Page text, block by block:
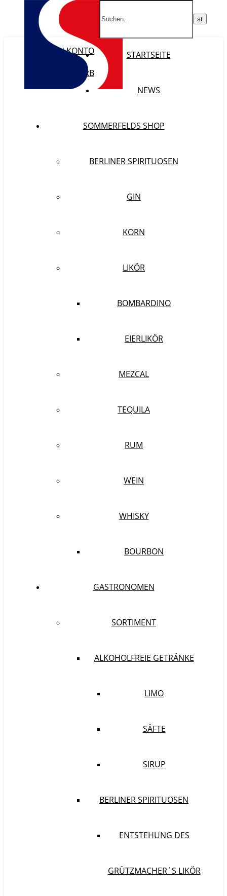
MEIN KONTO
WARENKORB
STARTSEITE
NEWS
SOMMERFELDS SHOP
BERLINER SPIRITUOSEN
GIN
KORN
LIKÖR
BOMBARDINO
EIERLIKÖR
MEZCAL
TEQUILA
RUM
WEIN
WHISKY
BOURBON
GASTRONOMEN
SORTIMENT
ALKOHOLFREIE GETRÄNKE
LIMO
SÄFTE
SIRUP
BERLINER SPIRITUOSEN
ENTSTEHUNG DES
GRÜTZMACHER´S LIKÖR